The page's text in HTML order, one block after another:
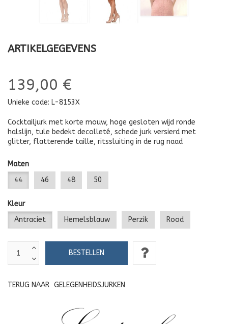
ARTIKELGEGEVENS
139,00 €
Unieke code: L-8153X
Cocktailjurk met korte mouw, hoge gesloten wijd ronde
halslijn, tule bedekt decolleté, schede jurk versierd met
glitter, flatterende taille, ritssluiting in de rug naad
Maten
44
46 48 50
Kleur
Antraciet
Hemelsblauw Perzik Rood
TERUG NAAR GELEGENHEIDSJURKEN